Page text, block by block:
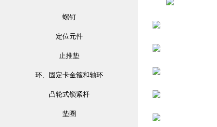
螺钉
定位元件
止推垫
环、固定卡金箍和轴环
凸轮式锁紧杆
垫圈